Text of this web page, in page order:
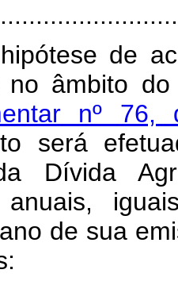
de
no âmbito
nº
será
Dívida
anuais,
de sua